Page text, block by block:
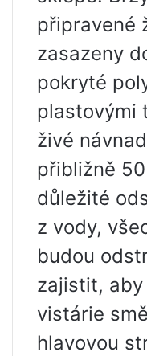
připravené
zasazeny
pokryté
plastovými
živé
přibližně
důležité
z vody,
budou
zajistit,
vistárie
hlavovou